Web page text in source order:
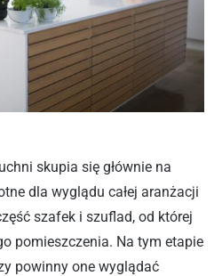
skupia się głównie na
dla wyglądu całej aranżacji
szafek i szuflad, od której
pomieszczenia. Na tym etapie
powinny one wyglądać